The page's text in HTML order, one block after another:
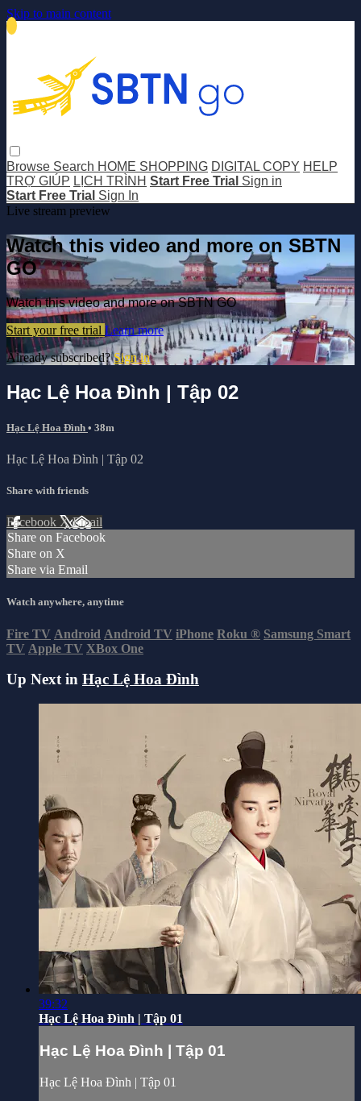
Skip to main content
Browse Search HOME SHOPPING DIGITAL COPY HELP
TRỢ GIÚP LỊCH TRÌNH Start Free Trial Sign in
Start Free Trial Sign In
Live stream preview
Watch this video and more on SBTN
GO
Watch this video and more on SBTN GO
Start your free trial Learn more
Already subscribed?Sign in
Hạc Lệ Hoa Đình | Tập 02
Hạc Lệ Hoa Đình • 38m
Hạc Lệ Hoa Đình | Tập 02
Share with friends
Facebook XEmail
Share on Facebook
Share on X
Share via Email
Watch anywhere, anytime
Fire TV Android Android TV iPhone Roku ® Samsung Smart
TV Apple TV XBox One
Up Next in Hạc Lệ Hoa Đình
39:32
Hạc Lệ Hoa Đình | Tập 01
Hạc Lệ Hoa Đình | Tập 01
Hạc Lệ Hoa Đình | Tập 01